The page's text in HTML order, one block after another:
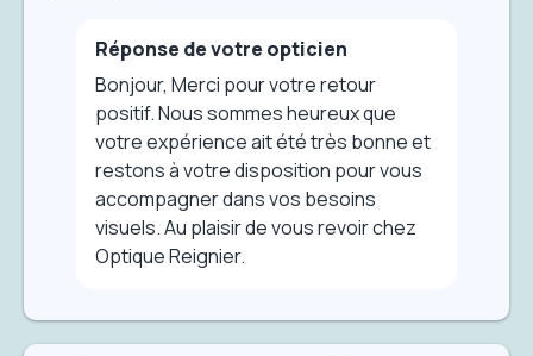
Réponse de votre opticien
Bonjour, Merci pour votre retour
positif. Nous sommes heureux que
votre expérience ait été très bonne et
restons à votre disposition pour vous
accompagner dans vos besoins
visuels. Au plaisir de vous revoir chez
Optique Reignier.